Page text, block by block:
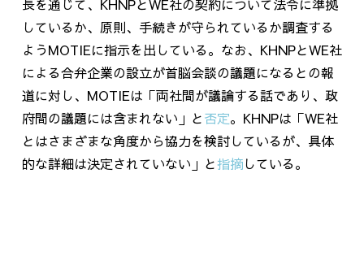
長を通じて、KHNPとWE社の契約について法令に準拠
しているか、原則、手続きが守られているか調査する
ようMOTIEに指示を出している。なお、KHNPとWE社
による合弁企業の設立が首脳会談の議題になるとの報
道に対し、MOTIEは「両社間が議論する話であり、政
府間の議題には含まれない」と否定。KHNPは「WE社
とはさまざまな角度から協力を検討しているが、具体
的な詳細は決定されていない」と指摘している。